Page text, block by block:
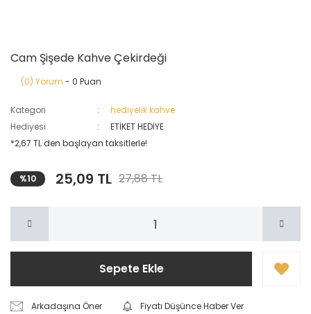
Cam Şişede Kahve Çekirdeği
(0) Yorum - 0 Puan
Kategori
hediyelik kahve
Hediyesi
ETİKET HEDİYE
*2,67 TL den başlayan taksitlerle!
%10 25,09 TL 27,88 TL
Sepete Ekle
Arkadaşına Öner
Fiyatı Düşünce Haber Ver